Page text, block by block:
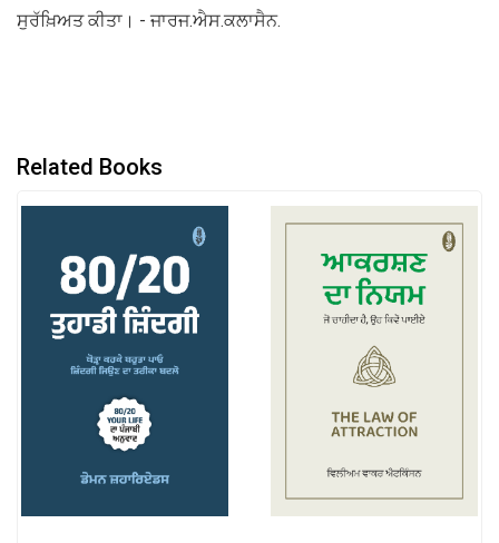
ਸੁਰੱਖ਼ਿਅਤ ਕੀਤਾ। - ਜਾਰਜ.ਐਸ.ਕਲਾਸੈਨ.
Related Books